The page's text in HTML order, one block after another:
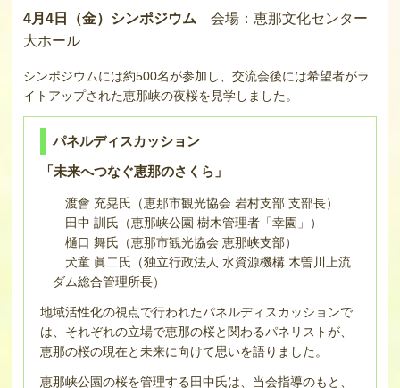
4月4日（金）シンポジウム 会場：恵那文化センター
大ホール
シンポジウムには約500名が参加し、交流会後には希望者がラ
イトアップされた恵那峡の夜桜を見学しました。
パネルディスカッション
「未来へつなぐ恵那のさくら」
渡會 充晃氏（恵那市観光協会 岩村支部 支部長）
田中 訓氏（恵那峡公園 樹木管理者「幸園」）
樋口 舞氏（恵那市観光協会 恵那峡支部）
犬童 眞二氏（独立行政法人 水資源機構 木曽川上流
ダム総合管理所長）
地域活性化の視点で行われたパネルディスカッションで
は、それぞれの立場で恵那の桜と関わるパネリストが、
恵那の桜の現在と未来に向けて思いを語りました。
恵那峡公園の桜を管理する田中氏は、当会指導のもと、